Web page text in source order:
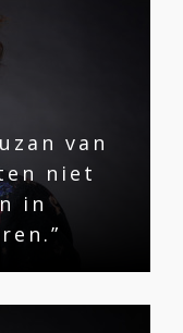
van
niet
in